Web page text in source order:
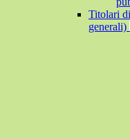
Titolari
generali)